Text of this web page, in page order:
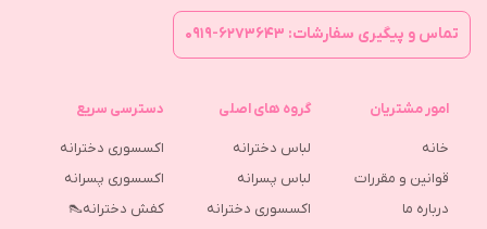
تماس و پیگیری سفارشات: ۶۲۷۳۶۴۳-۰۹۱۹
امور مشتریان
خانه
قوانین و مقررات
درباره ما
گروه های اصلی
لباس دخترانه
لباس پسرانه
اکسسوری دخترانه
دسترسی سریع
اکسسوری دخترانه
اکسسوری پسرانه
کفش دخترانه👠